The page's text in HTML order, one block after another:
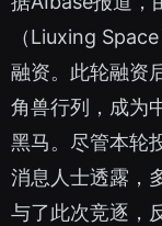
（Liuxing
融资。此轮融资
角兽行列，成为
黑马。尽管本轮
消息人士透露，
与了此次竞逐，